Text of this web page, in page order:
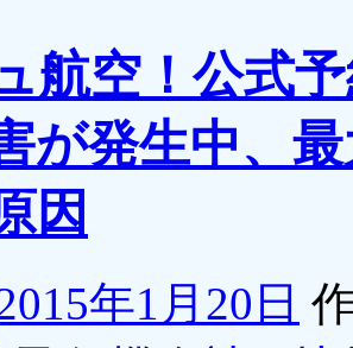
航空！公式
が発生中、
因
年1月20日